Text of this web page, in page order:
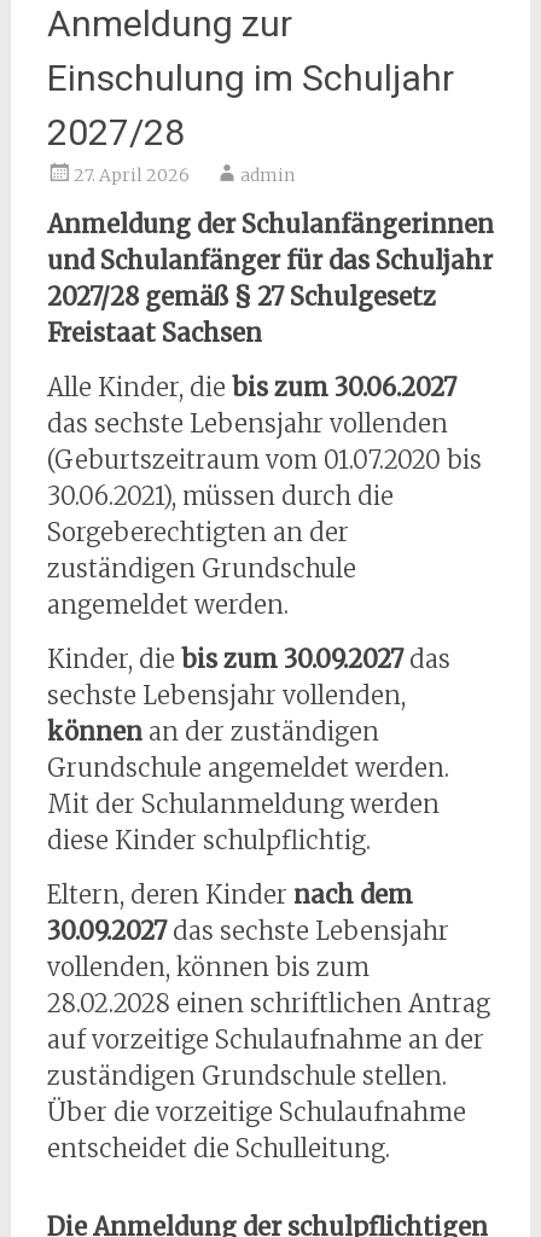
Anmeldung zur
Einschulung im Schuljahr
2027/28
27. April 2026 admin
Anmeldung der Schulanfängerinnen
und Schulanfänger für das Schuljahr
2027/28 gemäß § 27 Schulgesetz
Freistaat Sachsen
Alle Kinder, die bis zum 30.06.2027
das sechste Lebensjahr vollenden
(Geburtszeitraum vom 01.07.2020 bis
30.06.2021), müssen durch die
Sorgeberechtigten an der
zuständigen Grundschule
angemeldet werden.
Kinder, die bis zum 30.09.2027das
sechste Lebensjahr vollenden,
könnenan der zuständigen
Grundschule angemeldet werden.
Mit der Schulanmeldung werden
diese Kinder schulpflichtig.
Eltern, deren Kinder nach dem
30.09.2027das sechste Lebensjahr
vollenden, können bis zum
28.02.2028 einen schriftlichen Antrag
auf vorzeitige Schulaufnahme an der
zuständigen Grundschule stellen.
Über die vorzeitige Schulaufnahme
entscheidet die Schulleitung.
Die Anmeldung der schulpflichtigen